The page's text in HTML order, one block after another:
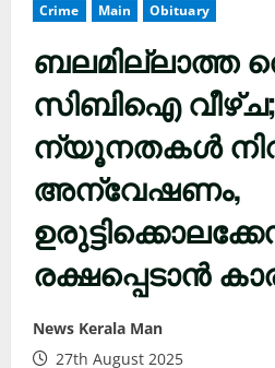
Crime Main Obituary
ബലമില്ലാത്ത
സിബിഐ വീഴ്ച;
ന്യൂനതകൾ
അന്വേഷണം,
രക്ഷപ്പെടാൻ
News Kerala Man
27th August 2025